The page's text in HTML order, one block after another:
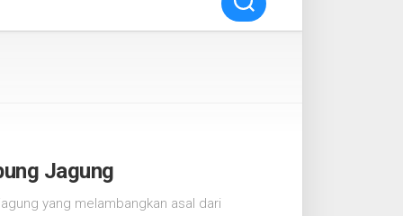
Jagung
yang melambangkan asal dari